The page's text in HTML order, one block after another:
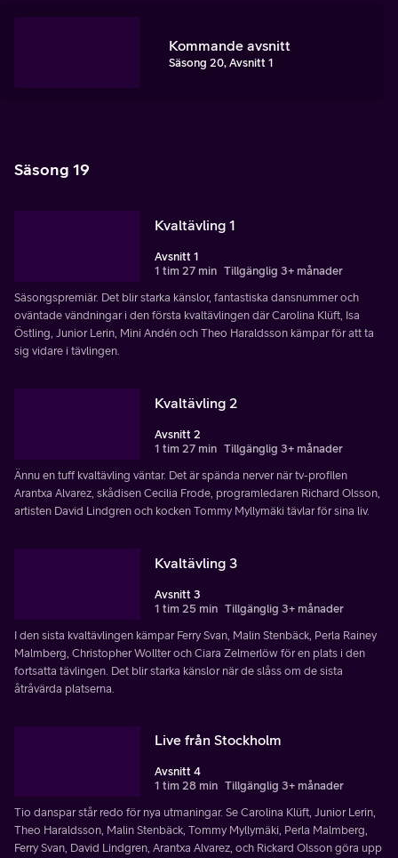
Kommande avsnitt
Säsong 20, Avsnitt 1
Säsong 19
Kvaltävling 1
Avsnitt 1
1 tim 27 min Tillgänglig 3+ månader
Säsongspremiär. Det blir starka känslor, fantastiska dansnummer och
oväntade vändningar i den första kvaltävlingen där Carolina Klüft, Isa
Östling, Junior Lerin, Mini Andén och Theo Haraldsson kämpar för att ta
sig vidare i tävlingen.
Kvaltävling 2
Avsnitt 2
1 tim 27 min Tillgänglig 3+ månader
Ännu en tuff kvaltävling väntar. Det är spända nerver när tv-profilen
Arantxa Alvarez, skådisen Cecilia Frode, programledaren Richard Olsson,
artisten David Lindgren och kocken Tommy Myllymäki tävlar för sina liv.
Kvaltävling 3
Avsnitt 3
1 tim 25 min Tillgänglig 3+ månader
I den sista kvaltävlingen kämpar Ferry Svan, Malin Stenbäck, Perla Rainey
Malmberg, Christopher Wollter och Ciara Zelmerlöw för en plats i den
fortsatta tävlingen. Det blir starka känslor när de slåss om de sista
åtråvärda platserna.
Live från Stockholm
Avsnitt 4
1 tim 28 min Tillgänglig 3+ månader
Tio danspar står redo för nya utmaningar. Se Carolina Klüft, Junior Lerin,
Theo Haraldsson, Malin Stenbäck, Tommy Myllymäki, Perla Malmberg,
Ferry Svan, David Lindgren, Arantxa Alvarez, och Rickard Olsson göra upp